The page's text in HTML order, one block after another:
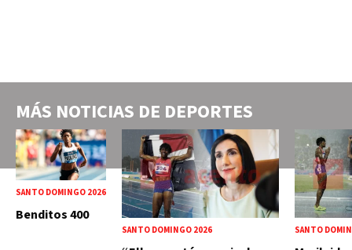
MÁS NOTICIAS DE DEPORTES
SANTO DOMINGO 2026
Benditos 400
SANTO DOMINGO 2026 SANTO